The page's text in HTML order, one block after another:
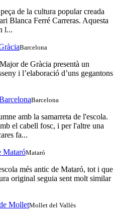
de la cultura popular creada
Blanca Ferré Carreras. Aquesta
l...
Barcelona
de Gràcia presentà un
i l’elaboració d’uns gegantons
Barcelona
amb la samarreta de l'escola.
el cabell fosc, i per l'altre una
fa...
MataróMataró
més antic de Mataró, tot i que
original seguia sent molt similar
MolletMollet del Vallès